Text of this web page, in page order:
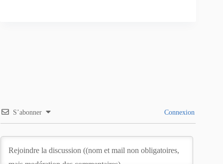
S’abonner Connexion